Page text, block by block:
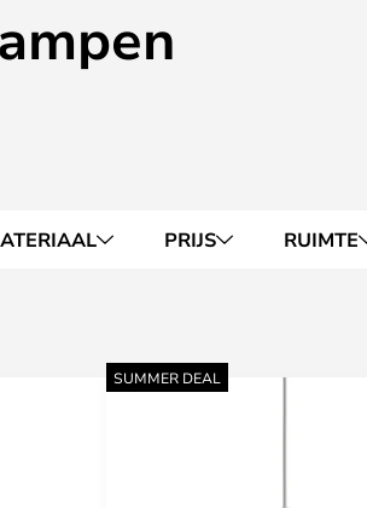
PRIJS RUIMTE
SUMMER DEAL